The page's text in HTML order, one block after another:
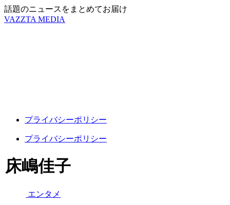
話題のニュースをまとめてお届け
VAZZTA MEDIA
プライバシーポリシー
プライバシーポリシー
床嶋佳子
エンタメ